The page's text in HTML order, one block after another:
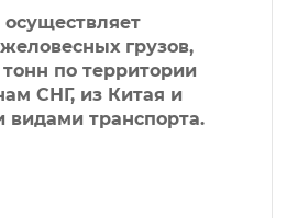
осуществляет
грузов,
по территории
СНГ, из Китая и
видами транспорта.